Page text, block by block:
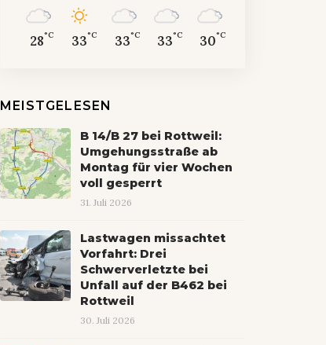
28°C 33°C 33°C 33°C 30°C
MEISTGELESEN
B 14/B 27 bei Rottweil:
Umgehungsstraße ab
Montag für vier Wochen
voll gesperrt
31. Juli 2026
Lastwagen missachtet
Vorfahrt: Drei
Schwerverletzte bei
Unfall auf der B462 bei
Rottweil
30. Juli 2026